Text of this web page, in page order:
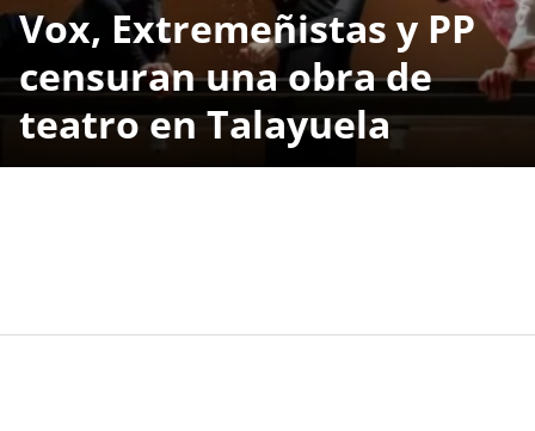
Vox, Extremeñistas y PP
censuran una obra de
teatro en Talayuela